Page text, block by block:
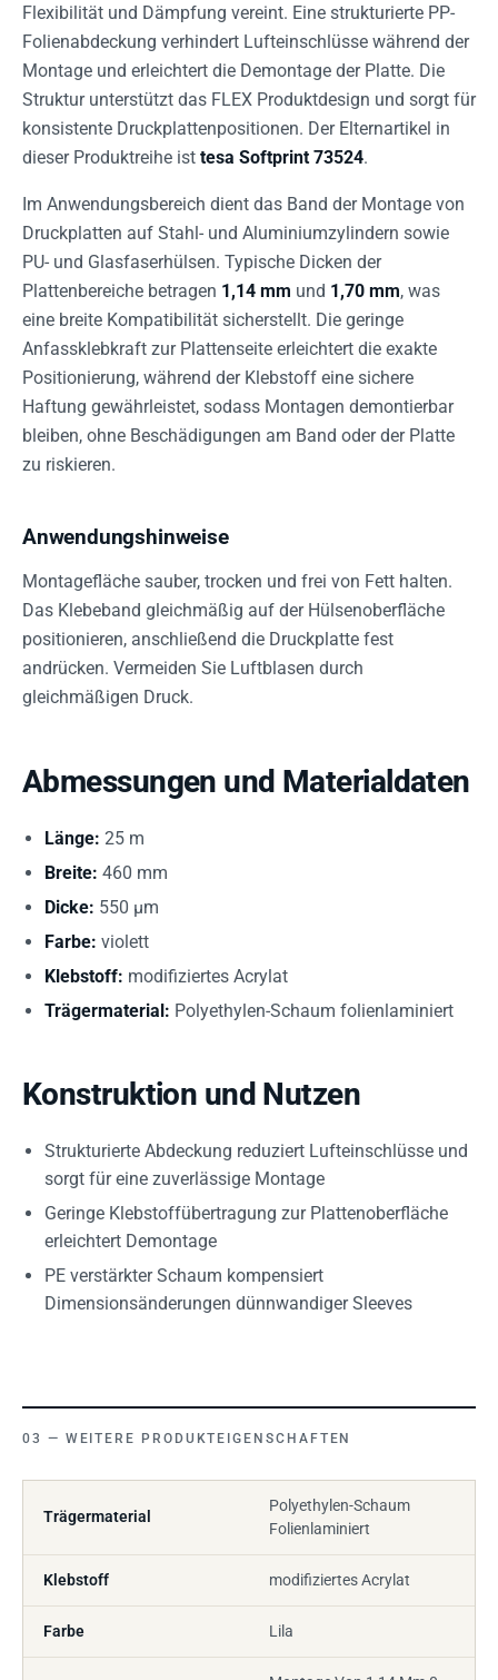
Flexibilität und Dämpfung vereint. Eine strukturierte PP-
Folienabdeckung verhindert Lufteinschlüsse während der
Montage und erleichtert die Demontage der Platte. Die
Struktur unterstützt das FLEX Produktdesign und sorgt für
konsistente Druckplattenpositionen. Der Elternartikel in
dieser Produktreihe ist tesa Softprint 73524.
Im Anwendungsbereich dient das Band der Montage von
Druckplatten auf Stahl- und Aluminiumzylindern sowie
PU- und Glasfaserhülsen. Typische Dicken der
Plattenbereiche betragen 1,14 mm und 1,70 mm, was
eine breite Kompatibilität sicherstellt. Die geringe
Anfassklebkraft zur Plattenseite erleichtert die exakte
Positionierung, während der Klebstoff eine sichere
Haftung gewährleistet, sodass Montagen demontierbar
bleiben, ohne Beschädigungen am Band oder der Platte
zu riskieren.
Anwendungshinweise
Montagefläche sauber, trocken und frei von Fett halten.
Das Klebeband gleichmäßig auf der Hülsenoberfläche
positionieren, anschließend die Druckplatte fest
andrücken. Vermeiden Sie Luftblasen durch
gleichmäßigen Druck.
Abmessungen und Materialdaten
Länge: 25 m
Breite: 460 mm
Dicke: 550 µm
Farbe: violett
Klebstoff: modifiziertes Acrylat
Trägermaterial: Polyethylen-Schaum folienlaminiert
Konstruktion und Nutzen
Strukturierte Abdeckung reduziert Lufteinschlüsse und
sorgt für eine zuverlässige Montage
Geringe Klebstoffübertragung zur Plattenoberfläche
erleichtert Demontage
PE verstärkter Schaum kompensiert
Dimensionsänderungen dünnwandiger Sleeves
WEITERE PRODUKTEIGENSCHAFTEN
Trägermaterial
Polyethylen-Schaum
Folienlaminiert
Klebstoff modifiziertes Acrylat
Farbe Lila